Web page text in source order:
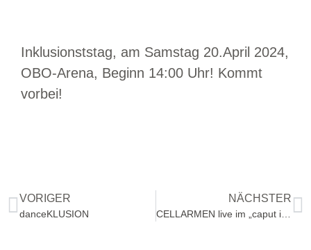
Inklusionststag, am Samstag 20.April 2024,
OBO-Arena, Beginn 14:00 Uhr! Kommt
vorbei!
VORIGER
danceKLUSION
NÄCHSTER
CELLARMEN live im „caput im Bahnsteig 42“